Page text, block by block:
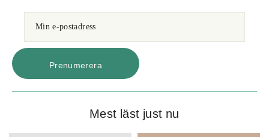
Mest läst just nu